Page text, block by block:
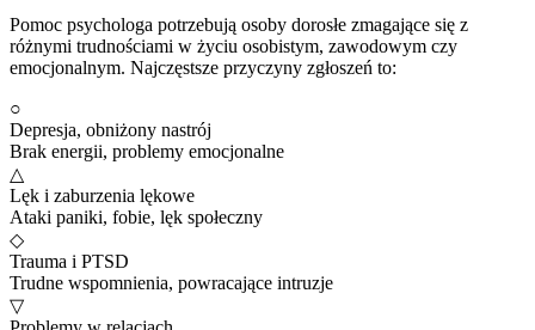
Pomoc psychologa potrzebują osoby dorosłe zmagające się z
różnymi trudnościami w życiu osobistym, zawodowym czy
emocjonalnym. Najczęstsze przyczyny zgłoszeń to:
○
Depresja, obniżony nastrój
Brak energii, problemy emocjonalne
△
Lęk i zaburzenia lękowe
Ataki paniki, fobie, lęk społeczny
◇
Trauma i PTSD
Trudne wspomnienia, powracające intruzje
▽